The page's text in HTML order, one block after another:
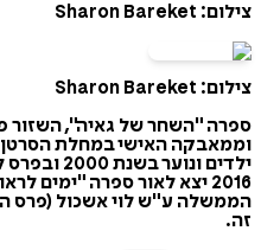
צילום: Sharon Bareket
צילום: Sharon Bareket
ספרה "השחר של גאיה", השזור
וממאבקה האישי במחלת
2016 יצא לאור ספרה "ימים
הממשלה ע"ש לוי אשכול (פרס
זה.